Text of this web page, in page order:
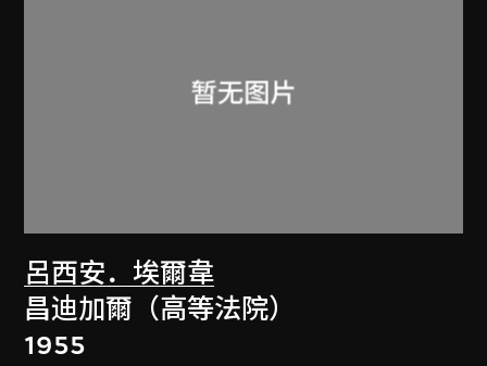
呂西安．埃爾韋
昌迪加爾（高等法院）
1955